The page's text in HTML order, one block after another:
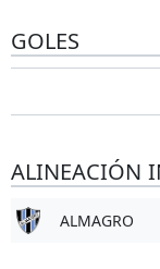
GOLES
ALINEACIÓN
ALMAGRO